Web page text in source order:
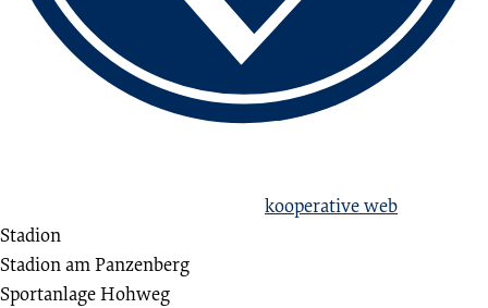
kooperative web
Stadion
Stadion am Panzenberg
Sportanlage Hohweg